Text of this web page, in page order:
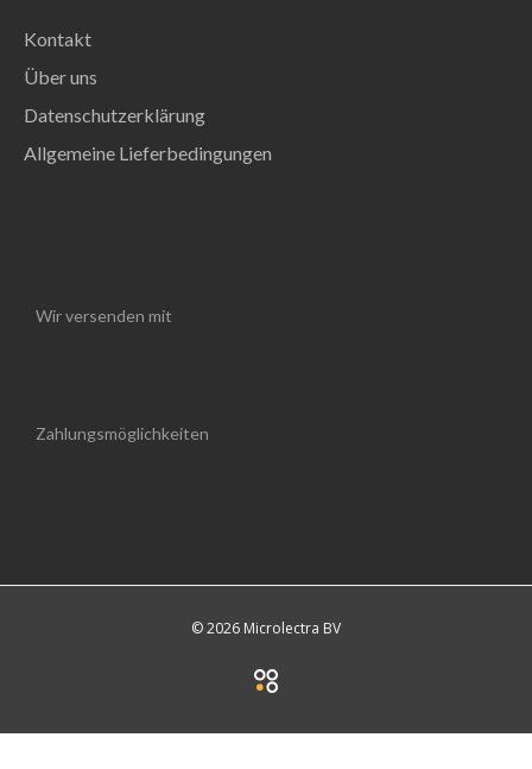
Kontakt
Über uns
Datenschutzerklärung
Allgemeine Lieferbedingungen
Wir versenden mit
Zahlungsmöglichkeiten
© 2026 Microlectra BV